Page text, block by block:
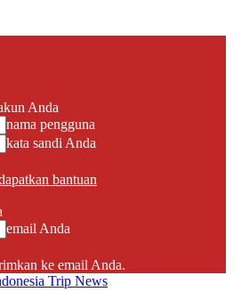
Anda
nama pengguna
kata sandi Anda
bantuan
email Anda
ke email Anda.
Trip News